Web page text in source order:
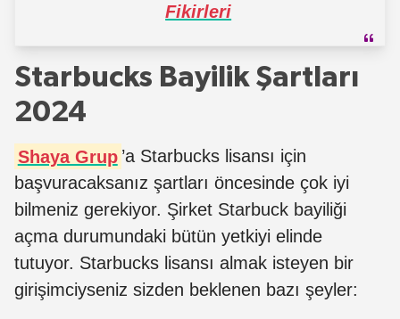
Fikirleri
Starbucks Bayilik Şartları
2024
Shaya Grup ’a Starbucks lisansı için
başvuracaksanız şartları öncesinde çok iyi
bilmeniz gerekiyor. Şirket Starbuck bayiliği
açma durumundaki bütün yetkiyi elinde
tutuyor. Starbucks lisansı almak isteyen bir
girişimciyseniz sizden beklenen bazı şeyler: